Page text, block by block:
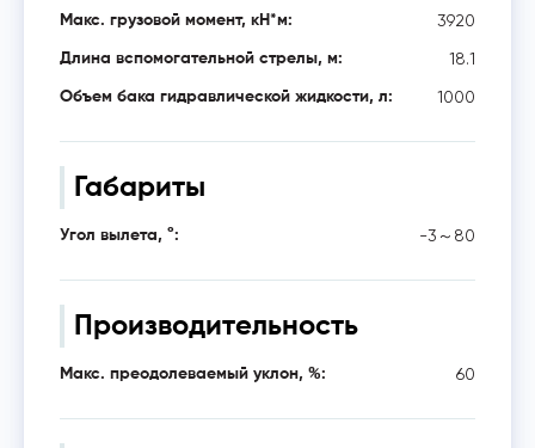
Макс. грузовой момент, кН*м: 3920
Длина вспомогательной стрелы, м: 18.1
Объем бака гидравлической жидкости, л: 1000
Габариты
Угол вылета, °: -3～80
Производительность
Макс. преодолеваемый уклон, %: 60